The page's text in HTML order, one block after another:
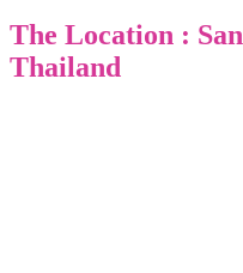
The Location :
Thailand